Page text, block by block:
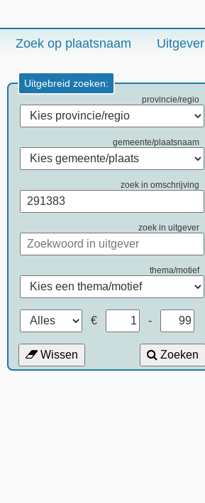
Zoek op plaatsnaam Uitgever
Uitgebreid zoeken:
provincie/regio
gemeente/plaatsnaam
zoek in omschrijving
zoek in uitgever
thema/motief
€ -
Wissen Zoeken